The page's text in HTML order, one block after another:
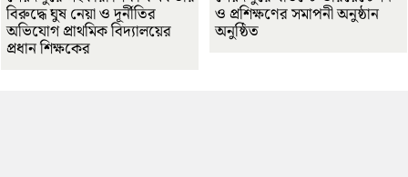
বিরুদ্ধে ঘুষ নেয়া ও দূর্নীতির
অভিযোগ প্রাথমিক বিদ্যালয়ের
প্রধান শিক্ষকের
ও প্রশিক্ষণের সমাপনী অনুষ্ঠান
অনুষ্ঠিত